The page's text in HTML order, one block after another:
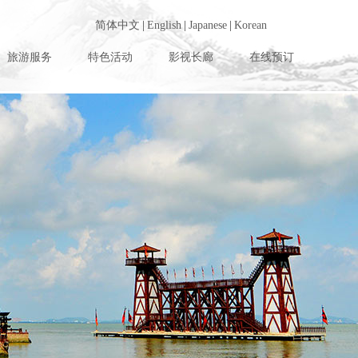
简体中文 English Japanese Korean
旅游服务 特色活动 影视长廊 在线预订